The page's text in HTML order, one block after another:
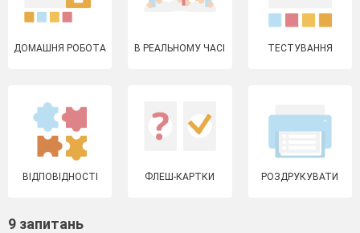
ДОМАШНЯ РОБОТА В РЕАЛЬНОМУ ЧАСІ ТЕСТУВАННЯ
ВІДПОВІДНОСТІ ФЛЕШ-КАРТКИ РОЗДРУКУВАТИ
9 запитань